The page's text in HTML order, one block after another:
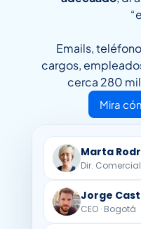
Emails,
cargos,
cerca 280
Mira
Marta
Dir.
Jorge
CEO · Bogotá